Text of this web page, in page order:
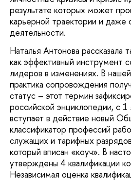
результате которых может
карьерной траектории и даже
деятельности.
Наталья Антонова рассказала
как эффективный инструмент
лидеров в изменениях. В
практика сопровождения
статус – этот термин
российской энциклопедии, с 1
вступает в действие новый
классификатор профессий
служащих и тарифных
который вписан «коуч». В
утверждены 4 квалификации
Независимая оценка